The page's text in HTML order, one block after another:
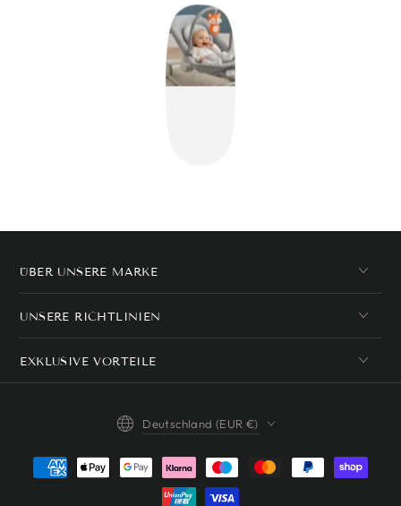
ÜBER UNSERE MARKE
UNSERE RICHTLINIEN
EXKLUSIVE VORTEILE
Land/Region
Deutschland (EUR €)
Zahlungsmöglichkeiten